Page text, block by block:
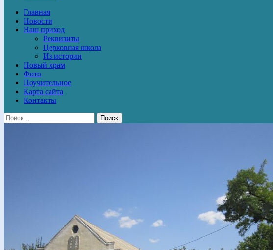
Главная
Новости
Наш приход
Реквизиты
Церковная школа
Из истории
Новый храм
Фото
Поучительное
Карта сайта
Контакты